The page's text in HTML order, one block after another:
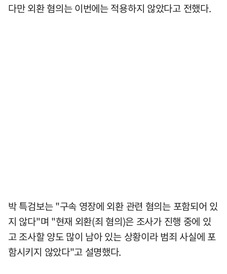
다만 외환 혐의는 이번에는 적용하지 않았다고 전했다.
박 특검보는 "구속 영장에 외환 관련 혐의는 포함되어 있
지 않다"며 "현재 외환(죄 혐의)은 조사가 진행 중에 있
고 조사할 양도 많이 남아 있는 상황이라 범죄 사실에 포
함시키지 않았다"고 설명했다.